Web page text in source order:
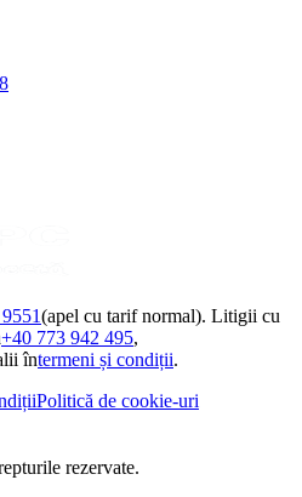
(apel cu tarif normal). Litigii cu
+40 773 942 495,
întermeni și condiții.
Politică de cookie-uri
rezervate.